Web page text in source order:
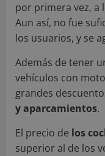
por primera vez, a
Aun así, no fue
los usuarios, y se
Además de tener
vehículos con
grandes
y aparcamientos.
El precio de los
superior al de los